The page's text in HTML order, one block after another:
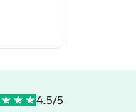
4.5/5